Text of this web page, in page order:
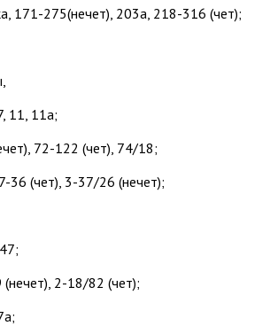
171-275(нечет), 203а, 218-316 (чет);
11, 11а;
72-122 (чет), 74/18;
36 (чет), 3-37/26 (нечет);
2-18/82 (чет);